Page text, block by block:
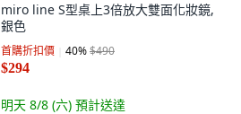
miro line S型桌上3倍放大雙面化妝鏡,
銀色
首購折扣價 40%$490
$294
明天 8/8 (六) 預計送達